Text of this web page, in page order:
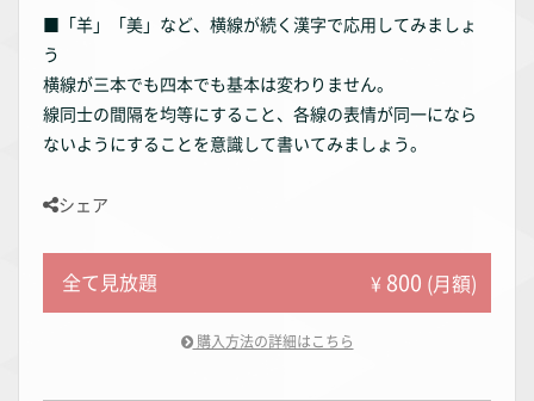
■「羊」「美」など、横線が続く漢字で応用してみましょ
う
横線が三本でも四本でも基本は変わりません。
線同士の間隔を均等にすること、各線の表情が同一になら
ないようにすることを意識して書いてみましょう。
シェア
全て見放題 ¥ 800 (月額)
購入方法の詳細はこちら